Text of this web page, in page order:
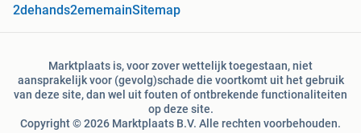
2dehands2ememainSitemap
Marktplaats is, voor zover wettelijk toegestaan, niet
aansprakelijk voor (gevolg)schade die voortkomt uit het gebruik
van deze site, dan wel uit fouten of ontbrekende functionaliteiten
op deze site.
Copyright © 2026 Marktplaats B.V. Alle rechten voorbehouden.